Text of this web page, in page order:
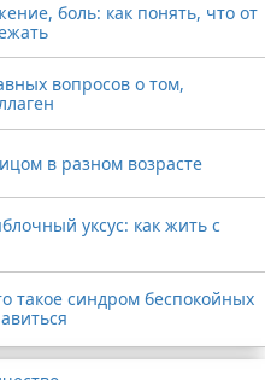
боль: как понять, что от
вопросов о том,
в разном возрасте
уксус: как жить с
такое синдром беспокойных